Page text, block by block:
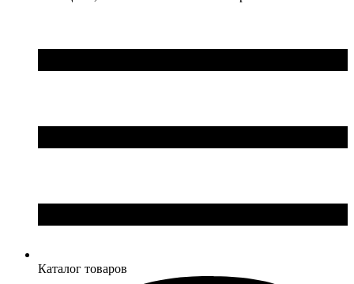
LuxPower (Китай)
Massive (Бельгия)
Plank Electrotechnic (Украина)
Pro'sKit (Тайвань)
Raut (Украина)
Каталог товаров